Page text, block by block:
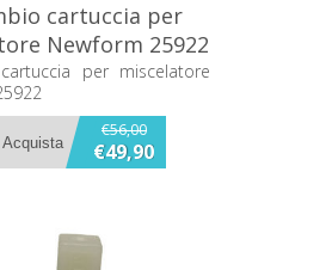
cartuccia per
Newform 25922
per miscelatore
€56,00
€49,90